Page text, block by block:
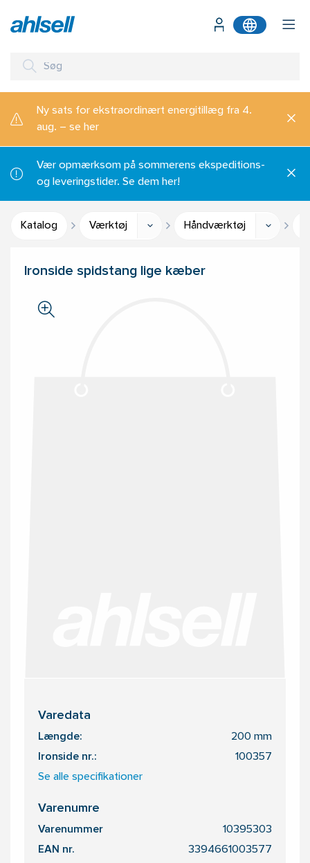
Ny sats for ekstraordinært energitillæg fra 4.
aug. – se her
Vær opmærksom på sommerens ekspeditions-
og leveringstider. Se dem her!
Katalog Værktøj Håndværktøj
Ironside spidstang lige kæber
Varedata
Længde: 200 mm
Ironside nr.: 100357
Se alle specifikationer
Varenumre
Varenummer 10395303
EAN nr. 3394661003577